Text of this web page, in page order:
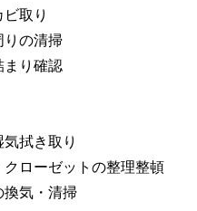
取り
の清掃
り確認
拭き取り
ローゼットの整理整頓
気・清掃